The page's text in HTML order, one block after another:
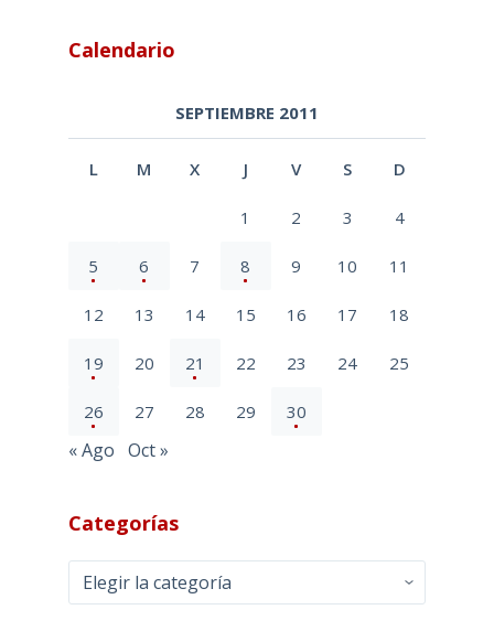
Calendario
SEPTIEMBRE 2011
L M X J V S D
1 2 3 4
5 6 7 8 9 10 11
12 13 14 15 16 17 18
19 20 21 22 23 24 25
26 27 28 29 30
« Ago Oct »
Categorías
Categorías